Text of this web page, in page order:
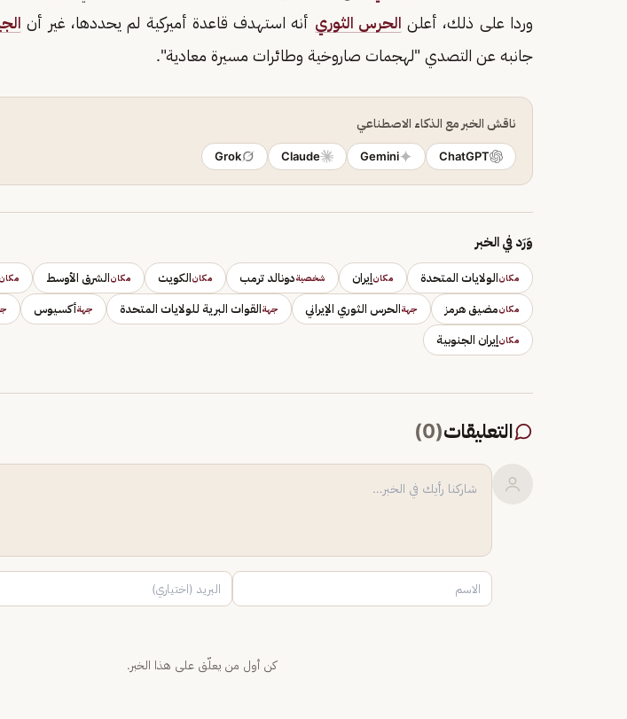
وردا على ذلك، أعلن الحرس الثوري أنه استهدف قاعدة أميركية لم يحددها، غير أن
جانبه عن التصدي "لهجمات صاروخية وطائرات مسيرة معادية".
ناقش الخبر مع الذكاء الاصطناعي
ChatGPT
Gemini
Claude
Grok
وَرَد في الخبر
مكانالولايات المتحدة مكانإيران شخصيةدونالد ترمب مكانالكويت مكانالشرق الأوسط مكان
مكانمضيق هرمز جهةالحرس الثوري الإيراني جهةالقوات البرية للولايات المتحدة جهةأكسيوس
مكانإيران الجنوبية
التعليقات(
0
)
كن أول من يعلّق على هذا الخبر.